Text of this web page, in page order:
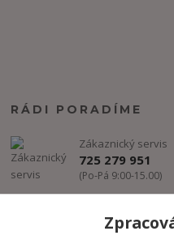
RÁDI PORADÍME
Zákaznický servis
725 279 951
(Po-Pá 9:00-15.00)